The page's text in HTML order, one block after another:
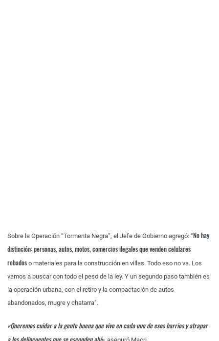
Sobre la Operación “Tormenta Negra”, el Jefe de Gobierno agregó: “No hay
distinción: personas, autos, motos, comercios ilegales que venden celulares
robados o materiales para la construcción en villas. Todo eso no va. Los
vamos a buscar con todo el peso de la ley. Y un segundo paso también es
la operación urbana, con el retiro y la compactación de autos
abandonados, mugre y chatarra”.
«Queremos cuidar a la gente buena que vive en cada uno de esos barrios y atrapar